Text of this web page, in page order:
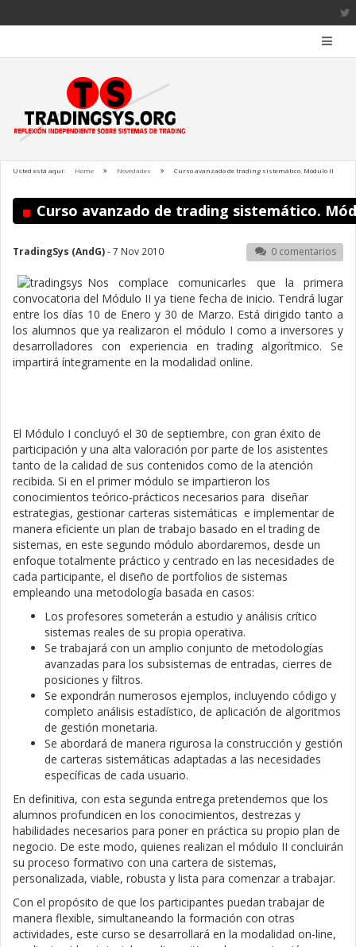
Usted está aquí: Home Novedades Curso avanzado de trading sistemático. Módulo II
Curso avanzado de trading sistemático.
TradingSys (AndG)- 7 Nov 2010 0 comentarios
Nos complace comunicarles que la primera
convocatoria del Módulo II ya tiene fecha de inicio. Tendrá lugar
entre los días 10 de Enero y 30 de Marzo. Está dirigido tanto a
los alumnos que ya realizaron el módulo I como a inversores y
desarrolladores con experiencia en trading algorítmico. Se
impartirá íntegramente en la modalidad online.
El Módulo I concluyó el 30 de septiembre, con gran éxito de
participación y una alta valoración por parte de los asistentes
tanto de la calidad de sus contenidos como de la atención
recibida. Si en el primer módulo se impartieron los
conocimientos teórico-prácticos necesarios para diseñar
estrategias, gestionar carteras sistemáticas e implementar de
manera eficiente un plan de trabajo basado en el trading de
sistemas, en este segundo módulo abordaremos, desde un
enfoque totalmente práctico y centrado en las necesidades de
cada participante, el diseño de portfolios de sistemas
empleando una metodología basada en casos:
Los profesores someterán a estudio y análisis crítico
sistemas reales de su propia operativa.
Se trabajará con un amplio conjunto de metodologías
avanzadas para los subsistemas de entradas, cierres de
posiciones y filtros.
Se expondrán numerosos ejemplos, incluyendo código y
completo análisis estadístico, de aplicación de algoritmos
de gestión monetaria.
Se abordará de manera rigurosa la construcción y gestión
de carteras sistemáticas adaptadas a las necesidades
específicas de cada usuario.
En definitiva, con esta segunda entrega pretendemos que los
alumnos profundicen en los conocimientos, destrezas y
habilidades necesarios para poner en práctica su propio plan de
negocio. De este modo, quienes realizan el módulo II concluirán
su proceso formativo con una cartera de sistemas,
personalizada, viable, robusta y lista para comenzar a trabajar.
Con el propósito de que los participantes puedan trabajar de
manera flexible, simultaneando la formación con otras
actividades, este curso se desarrollará en la modalidad on-line,